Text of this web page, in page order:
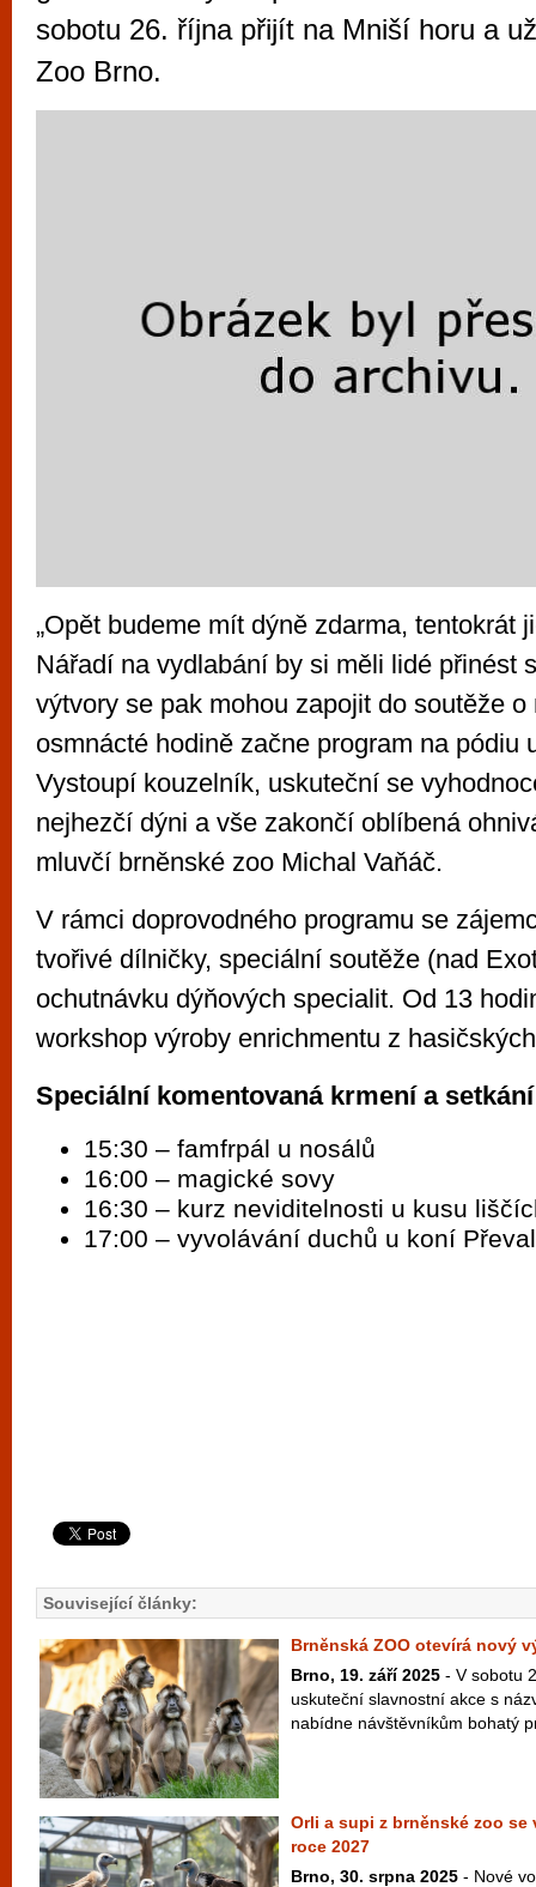
sobotu 26. října přijít na Mniší horu a
Zoo Brno.
„Opět budeme mít dýně zdarma, tentokrát
Nářadí na vydlabání by si měli lidé přinést
výtvory se pak mohou zapojit do soutěže
osmnácté hodině začne program na pódiu
Vystoupí kouzelník, uskuteční se
nejhezčí dýni a vše zakončí oblíbená
mluvčí brněnské zoo Michal Vaňáč.
V rámci doprovodného programu se
tvořivé dílničky, speciální soutěže (nad
ochutnávku dýňových specialit. Od 13
workshop výroby enrichmentu z
Speciální komentovaná krmení a
15:30 – famfrpál u nosálů
16:00 – magické sovy
16:30 – kurz neviditelnosti u kusu
17:00 – vyvolávání duchů u koní
Související články:
Brněnská ZOO otevírá nový
Brno, 19. září 2025 - V sobotu
uskuteční slavnostní akce s
nabídne návštěvníkům bohatý
Orli a supi z brněnské zoo
roce 2027
Brno, 30. srpna 2025 - Nové
vyzkoušet různé kasinové hry. V
metropoli naleznete širokou nabídku her
po moderní automaty jak pro pravidelné
příležitostné hráče. V...